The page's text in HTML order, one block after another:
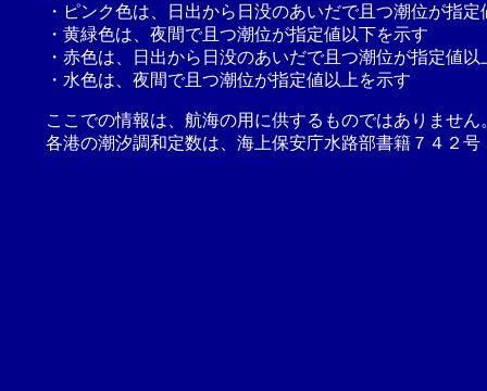
・ピンク色は、日出から日没のあいだで且つ潮位が指
・黄緑色は、夜間で且つ潮位が指定値以下を示す
・赤色は、日出から日没のあいだで且つ潮位が指定値以
・水色は、夜間で且つ潮位が指定値以上を示す
ここでの情報は、航海の用に供するものではありませ
各港の潮汐調和定数は、海上保安庁水路部書籍７４２